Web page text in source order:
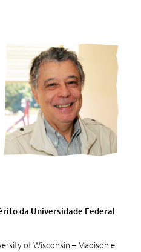
da Universidade Federal
of Wisconsin – Madison e